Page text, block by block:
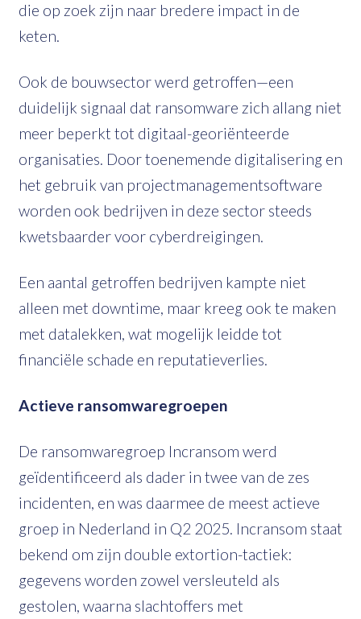
die op zoek zijn naar bredere impact in de
keten.
Ook de bouwsector werd getroffen—een
duidelijk signaal dat ransomware zich allang niet
meer beperkt tot digitaal-georiënteerde
organisaties. Door toenemende digitalisering en
het gebruik van projectmanagementsoftware
worden ook bedrijven in deze sector steeds
kwetsbaarder voor cyberdreigingen.
Een aantal getroffen bedrijven kampte niet
alleen met downtime, maar kreeg ook te maken
met datalekken, wat mogelijk leidde tot
financiële schade en reputatieverlies.
Actieve ransomwaregroepen
De ransomwaregroep Incransom werd
geïdentificeerd als dader in twee van de zes
incidenten, en was daarmee de meest actieve
groep in Nederland in Q2 2025. Incransom staat
bekend om zijn double extortion-tactiek:
gegevens worden zowel versleuteld als
gestolen, waarna slachtoffers met